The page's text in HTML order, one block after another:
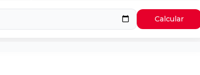
Calcular